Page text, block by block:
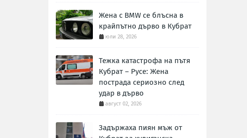
Жена с BMW се блъсна в
крайпътно дърво в Кубрат
юли 28, 2026
Тежка катастрофа на пътя
Кубрат – Русе: Жена
пострада сериозно след
удар в дърво
август 02, 2026
Задържаха пиян мъж от